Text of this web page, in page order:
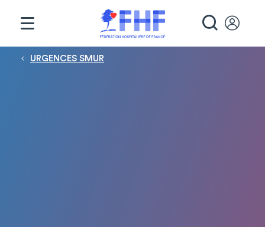
Fil d'Ariane
URGENCES SMUR
Panneau de gestion des cookies